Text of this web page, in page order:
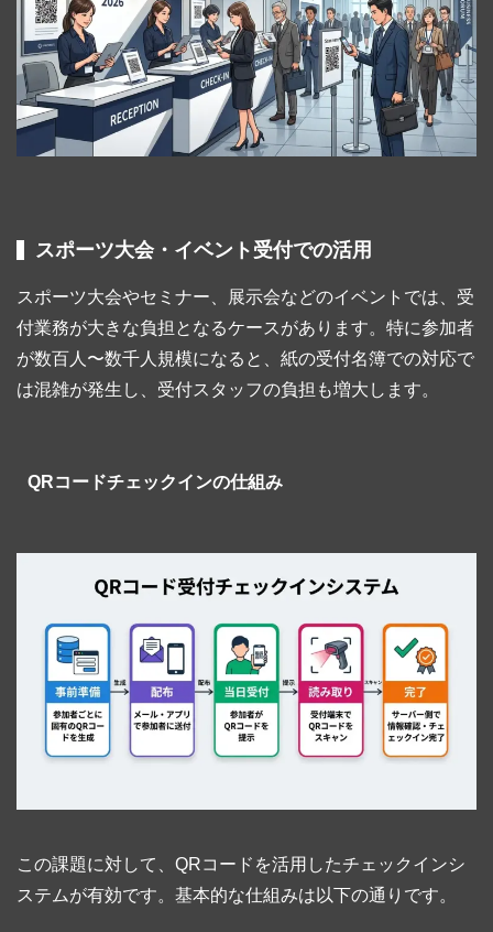
スポーツ大会・イベント受付での活用
スポーツ大会やセミナー、展示会などのイベントでは、受
付業務が大きな負担となるケースがあります。特に参加者
が数百人〜数千人規模になると、紙の受付名簿での対応で
は混雑が発生し、受付スタッフの負担も増大します。
QRコードチェックインの仕組み
この課題に対して、QRコードを活用したチェックインシ
ステムが有効です。基本的な仕組みは以下の通りです。